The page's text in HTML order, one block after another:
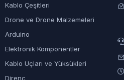
Kablo Çeşitleri
Drone ve Drone Malzemeleri
Arduino
Elektronik Komponentler
Kablo Uçları ve Yüksükleri
Direnç